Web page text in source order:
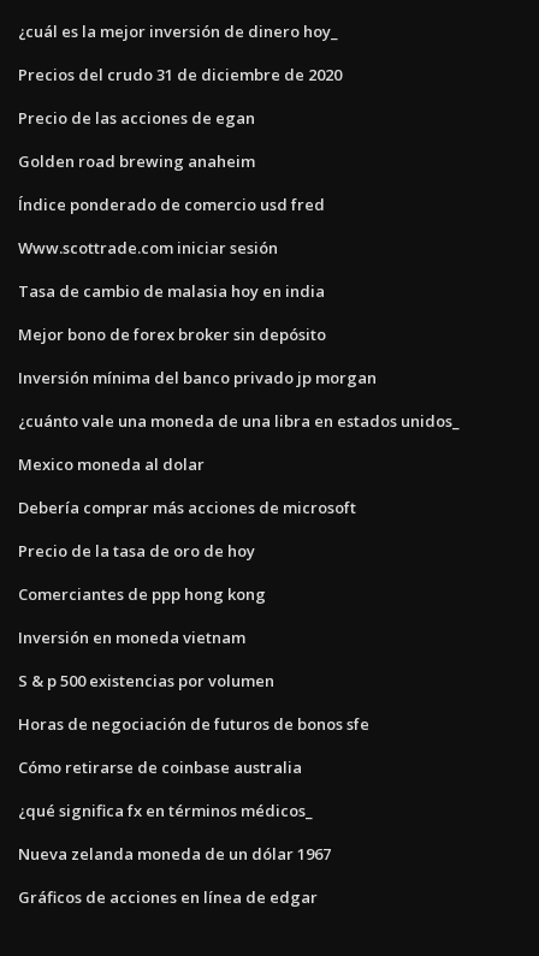
¿cuál es la mejor inversión de dinero hoy_
Precios del crudo 31 de diciembre de 2020
Precio de las acciones de egan
Golden road brewing anaheim
Índice ponderado de comercio usd fred
Www.scottrade.com iniciar sesión
Tasa de cambio de malasia hoy en india
Mejor bono de forex broker sin depósito
Inversión mínima del banco privado jp morgan
¿cuánto vale una moneda de una libra en estados unidos_
Mexico moneda al dolar
Debería comprar más acciones de microsoft
Precio de la tasa de oro de hoy
Comerciantes de ppp hong kong
Inversión en moneda vietnam
S & p 500 existencias por volumen
Horas de negociación de futuros de bonos sfe
Cómo retirarse de coinbase australia
¿qué significa fx en términos médicos_
Nueva zelanda moneda de un dólar 1967
Gráficos de acciones en línea de edgar